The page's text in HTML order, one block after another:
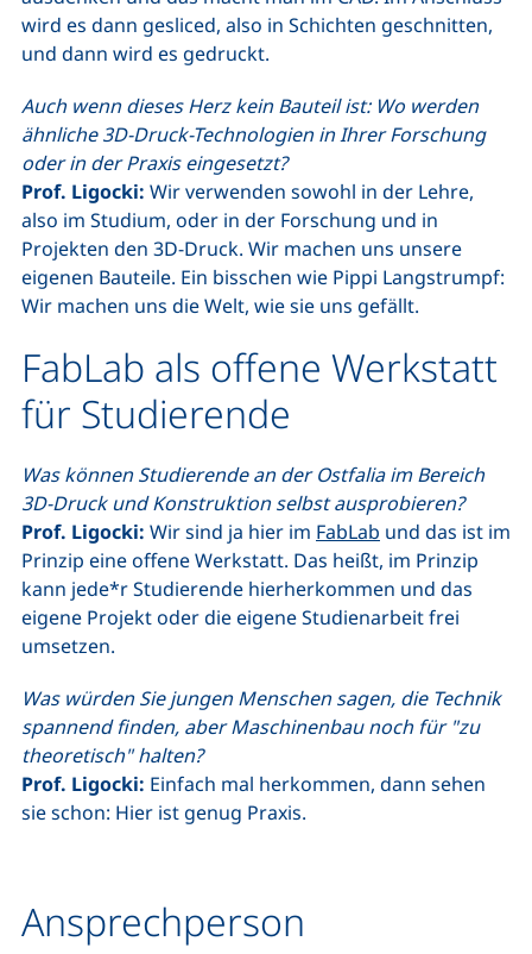
wird es dann gesliced, also in Schichten geschnitten,
und dann wird es gedruckt.
Auch wenn dieses Herz kein Bauteil ist: Wo werden
ähnliche 3D-Druck-Technologien in Ihrer Forschung
oder in der Praxis eingesetzt?
Prof. Ligocki: Wir verwenden sowohl in der Lehre,
also im Studium, oder in der Forschung und in
Projekten den 3D-Druck. Wir machen uns unsere
eigenen Bauteile. Ein bisschen wie Pippi Langstrumpf:
Wir machen uns die Welt, wie sie uns gefällt.
FabLab als offene Werkstatt
für Studierende
Was können Studierende an der Ostfalia im Bereich
3D-Druck und Konstruktion selbst ausprobieren?
Prof. Ligocki: Wir sind ja hier im FabLab und das ist im
Prinzip eine offene Werkstatt. Das heißt, im Prinzip
kann jede*r Studierende hierherkommen und das
eigene Projekt oder die eigene Studienarbeit frei
umsetzen.
Was würden Sie jungen Menschen sagen, die Technik
spannend finden, aber Maschinenbau noch für "zu
theoretisch" halten?
Prof. Ligocki: Einfach mal herkommen, dann sehen
sie schon: Hier ist genug Praxis.
Ansprechperson